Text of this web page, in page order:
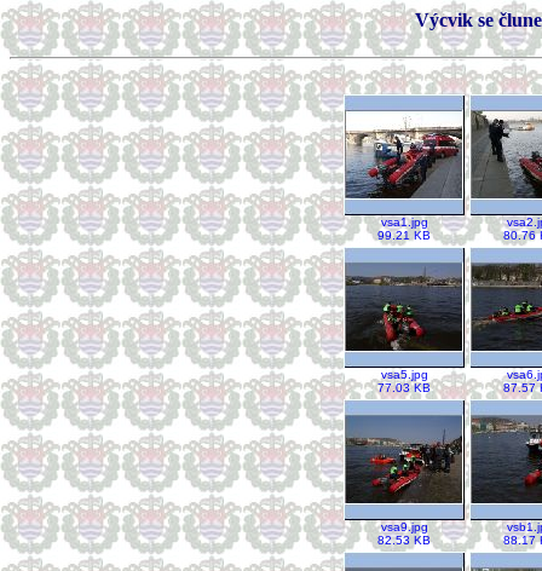
Výcvik se
vsa1.jpg
99.21 KB
80.76
vsa5.jpg
77.03 KB
87.57
vsa9.jpg
82.53 KB
88.17